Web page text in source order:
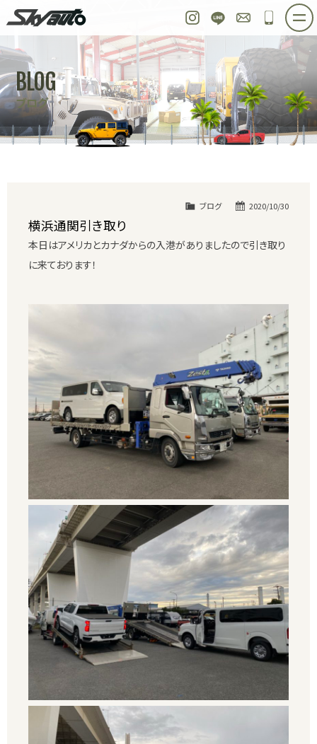
Instagram
LINE お問い合わせ
048-
ホーム 在庫車情報 ご購入プラン
整備作業実例 パーツ販売 買取＆オーダー
店舗紹介 工場紹介 会社概要
スタッフ紹介 求人情報 公式ブログ
BLOG
ブログ
2020/10/30
ブログ
横浜通関引き取り
本日はアメリカとカナダからの入港がありましたので引き取り
に来ております！